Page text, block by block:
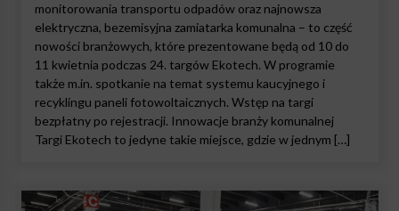
monitorowania transportu odpadów oraz najnowsza
elektryczna, bezemisyjna zamiatarka komunalna – to część
nowości branżowych, które prezentowane będą od 10 do
11 kwietnia podczas 24. targów Ekotech. W programie
także m.in. spotkanie na temat systemu kaucyjnego i
recyklingu paneli fotowoltaicznych. Wstęp na targi
bezpłatny po rejestracji. Innowacje branży komunalnej
Targi Ekotech to jedyne takie miejsce, gdzie w jednym […]